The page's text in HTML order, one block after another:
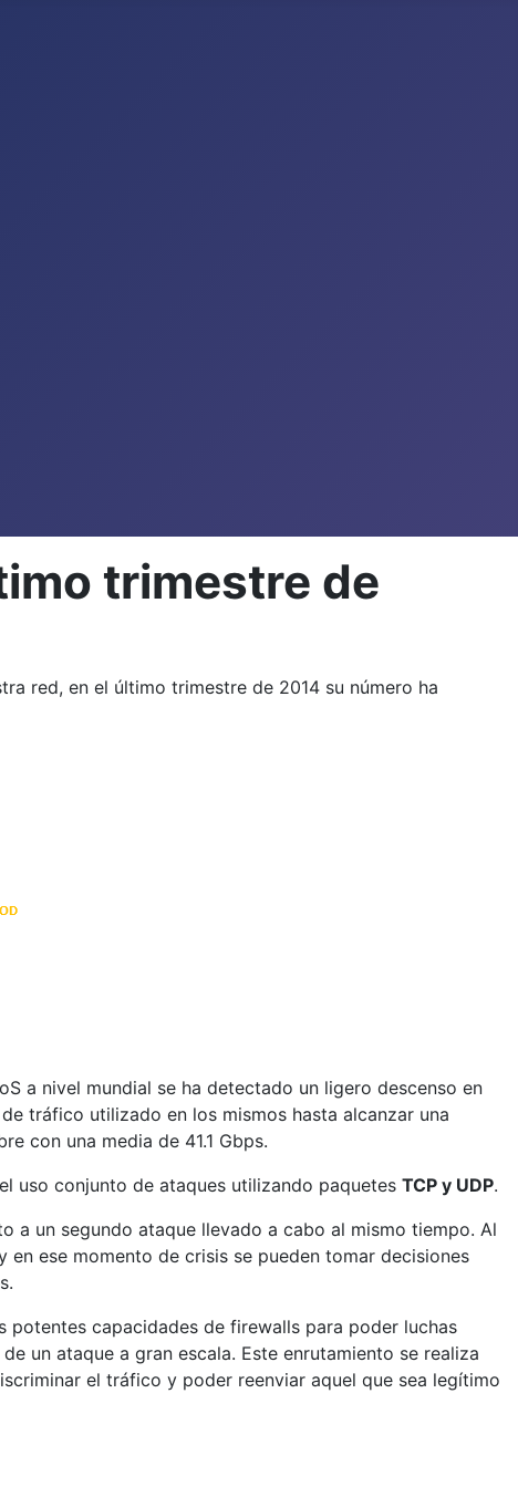
trimestre de
red, en el último trimestre de 2014 su número ha
a nivel mundial se ha detectado un ligero descenso en
tráfico utilizado en los mismos hasta alcanzar una
con una media de 41.1 Gbps.
uso conjunto de ataques utilizando paquetes TCP y UDP.
a un segundo ataque llevado a cabo al mismo tiempo. Al
ese momento de crisis se pueden tomar decisiones
potentes capacidades de firewalls para poder luchas
un ataque a gran escala. Este enrutamiento se realiza
el tráfico y poder reenviar aquel que sea legítimo